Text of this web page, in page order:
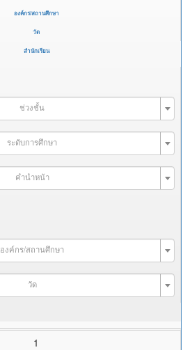
องค์กร/สถานศึกษา
วัด
สำนักเรียน
ช่วงชั้น
ระดับการศึกษา
คำนำหน้า
องค์กร/สถานศึกษา
วัด
1